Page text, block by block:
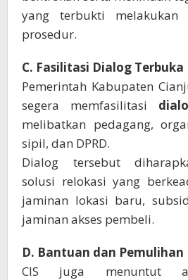
yang terbukti
prosedur.
C. Fasilitasi Dialog Terbuka
Pemerintah Kabupaten
segera memfasilitasi
melibatkan pedagang,
sipil, dan DPRD.
Dialog tersebut
solusi relokasi yang
jaminan lokasi baru,
jaminan akses pembeli.
D. Bantuan dan Pemulihan
CIS juga menuntut